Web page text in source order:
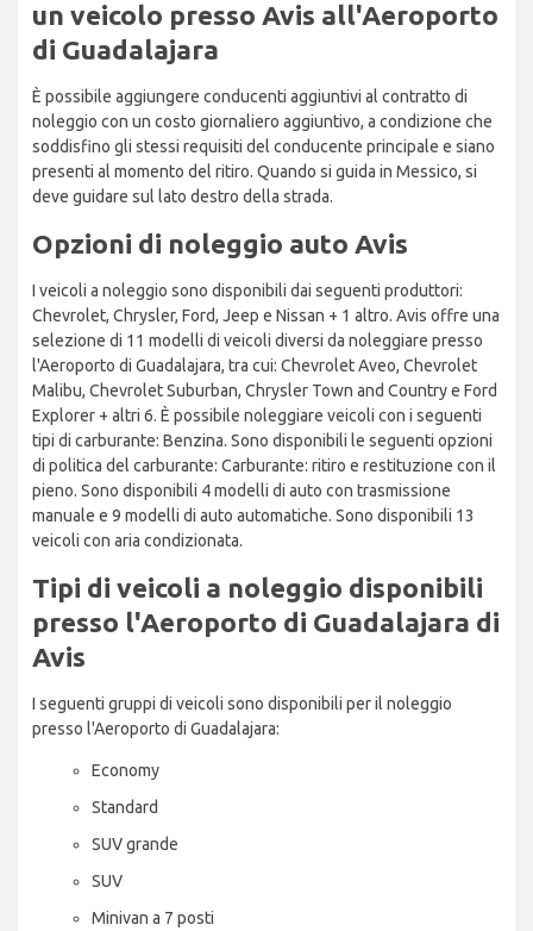
un veicolo presso Avis all'Aeroporto
di Guadalajara
È possibile aggiungere conducenti aggiuntivi al contratto di
noleggio con un costo giornaliero aggiuntivo, a condizione che
soddisfino gli stessi requisiti del conducente principale e siano
presenti al momento del ritiro. Quando si guida in Messico, si
deve guidare sul lato destro della strada.
Opzioni di noleggio auto Avis
I veicoli a noleggio sono disponibili dai seguenti produttori:
Chevrolet, Chrysler, Ford, Jeep e Nissan + 1 altro. Avis offre una
selezione di 11 modelli di veicoli diversi da noleggiare presso
l'Aeroporto di Guadalajara, tra cui: Chevrolet Aveo, Chevrolet
Malibu, Chevrolet Suburban, Chrysler Town and Country e Ford
Explorer + altri 6. È possibile noleggiare veicoli con i seguenti
tipi di carburante: Benzina. Sono disponibili le seguenti opzioni
di politica del carburante: Carburante: ritiro e restituzione con il
pieno. Sono disponibili 4 modelli di auto con trasmissione
manuale e 9 modelli di auto automatiche. Sono disponibili 13
veicoli con aria condizionata.
Tipi di veicoli a noleggio disponibili
presso l'Aeroporto di Guadalajara di
Avis
I seguenti gruppi di veicoli sono disponibili per il noleggio
presso l'Aeroporto di Guadalajara:
Economy
Standard
SUV grande
SUV
Minivan a 7 posti